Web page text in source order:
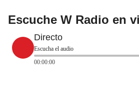
Escuche W Radio en
Directo
Escucha el audio
00:00:00